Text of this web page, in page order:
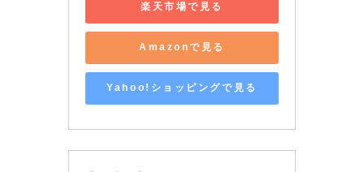
楽天市場で見る
Amazonで見る
Yahoo!ショッピングで見る